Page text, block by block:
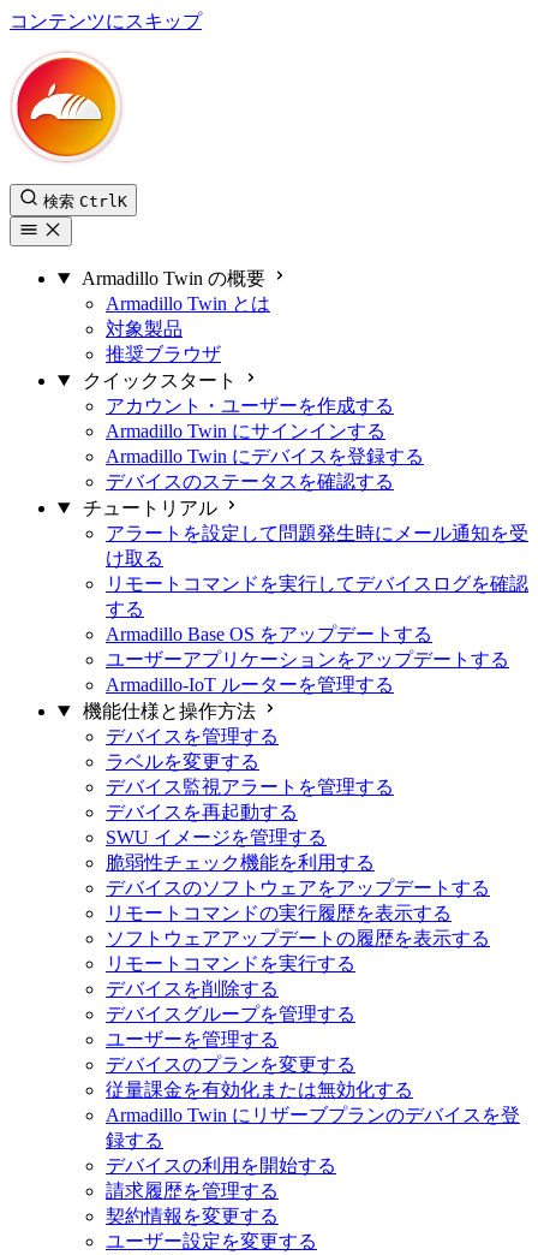
コンテンツにスキップ
Armadillo Twin ユーザーマニュアル
検索 CtrlK
Armadillo Twin の概要
Armadillo Twin とは
対象製品
推奨ブラウザ
クイックスタート
アカウント・ユーザーを作成する
Armadillo Twin にサインインする
Armadillo Twin にデバイスを登録する
デバイスのステータスを確認する
チュートリアル
アラートを設定して問題発生時にメール通知を受
け取る
リモートコマンドを実行してデバイスログを確認
する
Armadillo Base OS をアップデートする
ユーザーアプリケーションをアップデートする
Armadillo-IoT ルーターを管理する
機能仕様と操作方法
デバイスを管理する
ラベルを変更する
デバイス監視アラートを管理する
デバイスを再起動する
SWU イメージを管理する
脆弱性チェック機能を利用する
デバイスのソフトウェアをアップデートする
リモートコマンドの実行履歴を表示する
ソフトウェアアップデートの履歴を表示する
リモートコマンドを実行する
デバイスを削除する
デバイスグループを管理する
ユーザーを管理する
デバイスのプランを変更する
従量課金を有効化または無効化する
Armadillo Twin にリザーブプランのデバイスを登
録する
デバイスの利用を開始する
請求履歴を管理する
契約情報を変更する
ユーザー設定を変更する